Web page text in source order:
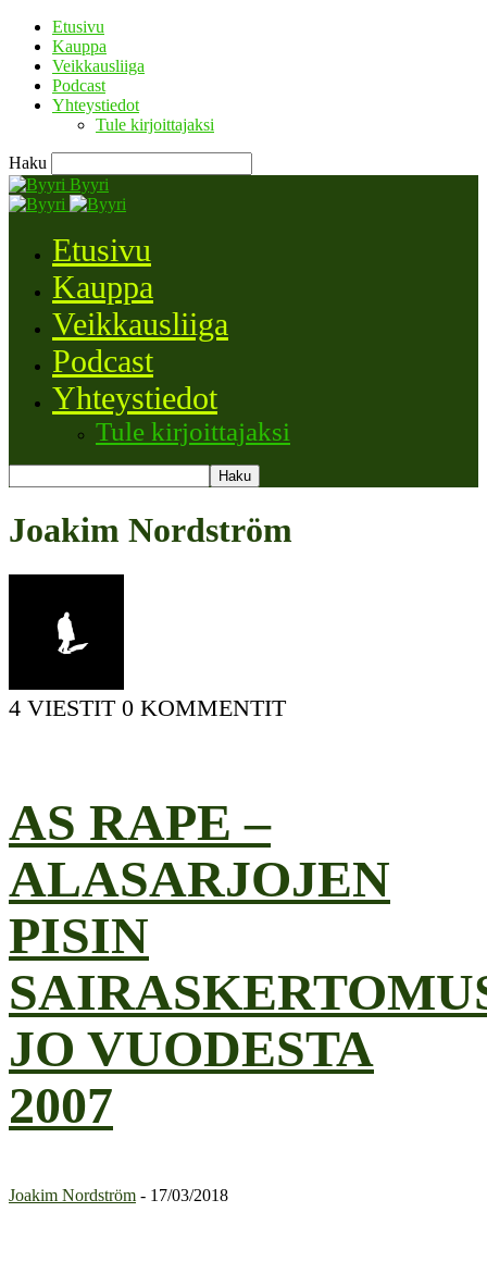
Etusivu
Kauppa
Veikkausliiga
Podcast
Yhteystiedot
Tule kirjoittajaksi
Haku
Byyri
Etusivu
Kauppa
Veikkausliiga
Podcast
Yhteystiedot
Tule kirjoittajaksi
Joakim Nordström
4 VIESTIT 0 KOMMENTIT
AS RAPE –
ALASARJOJEN
PISIN
JO VUODESTA
2007
Joakim Nordström - 17/03/2018